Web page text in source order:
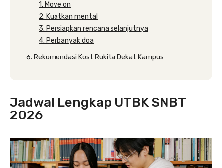
1. Move on
2. Kuatkan mental
3. Persiapkan rencana selanjutnya
4. Perbanyak doa
Rekomendasi Kost Rukita Dekat Kampus
Jadwal Lengkap UTBK SNBT
2026